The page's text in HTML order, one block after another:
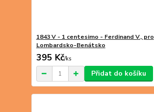
1843 V - 1 centesimo - Ferdinand V., pro
Lombardsko-Benátsko
395 Kč/ks
Přidat do košíku